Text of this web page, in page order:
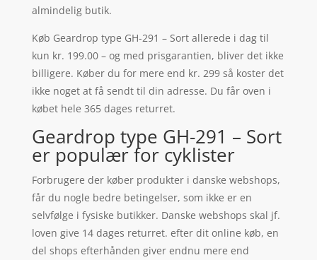
almindelig butik.
Køb Geardrop type GH-291 – Sort allerede i dag til
kun kr. 199.00 – og med prisgarantien, bliver det ikke
billigere. Køber du for mere end kr. 299 så koster det
ikke noget at få sendt til din adresse. Du får oven i
købet hele 365 dages returret.
Geardrop type GH-291 – Sort
er populær for cyklister
Forbrugere der køber produkter i danske webshops,
får du nogle bedre betingelser, som ikke er en
selvfølge i fysiske butikker. Danske webshops skal jf.
loven give 14 dages returret. efter dit online køb, en
del shops efterhånden giver endnu mere end